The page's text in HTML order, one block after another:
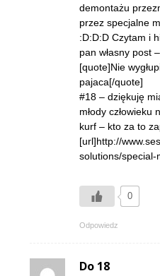
demontażu
przez specjalne
:D:D:D Czytam i
pan własny post
[quote]Nie
pajaca[/quote]
#18 – dziękuję
młody człowieku
kurf – kto za to
[url]http://
solutions/special-
0
Odpowiedz
Do 18